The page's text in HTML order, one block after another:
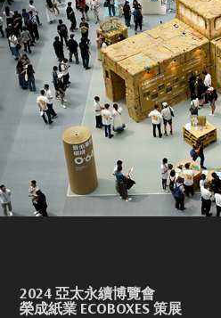
2024 亞太永續博覽會
榮成紙業 ECOBOXES 策展